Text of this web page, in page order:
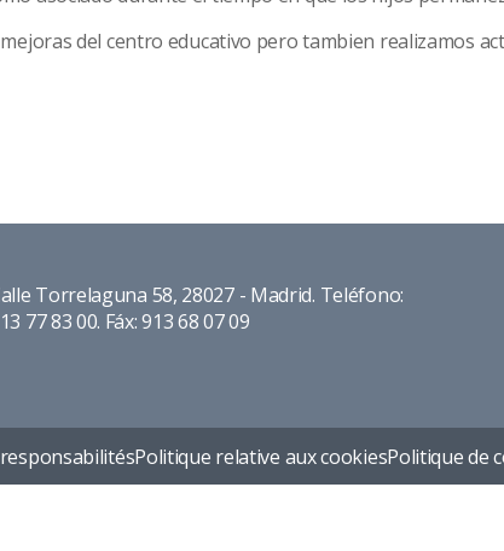
del centro educativo pero tambien realizamos
Torrelaguna 58, 28027 - Madrid. Teléfono:
77 83 00. Fáx: 913 68 07 09
Politique relative aux cookiesPolitique de